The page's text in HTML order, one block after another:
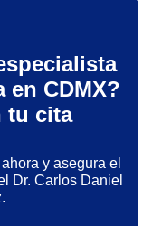
CDMX?
tu cita
y asegura el
Dr. Carlos Daniel